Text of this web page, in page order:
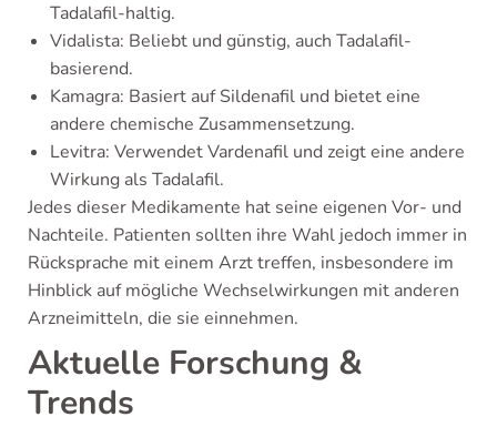
Tadalafil-haltig.
Vidalista: Beliebt und günstig, auch Tadalafil-
basierend.
Kamagra: Basiert auf Sildenafil und bietet eine
andere chemische Zusammensetzung.
Levitra: Verwendet Vardenafil und zeigt eine andere
Wirkung als Tadalafil.
Jedes dieser Medikamente hat seine eigenen Vor- und
Nachteile. Patienten sollten ihre Wahl jedoch immer in
Rücksprache mit einem Arzt treffen, insbesondere im
Hinblick auf mögliche Wechselwirkungen mit anderen
Arzneimitteln, die sie einnehmen.
Aktuelle Forschung &
Trends